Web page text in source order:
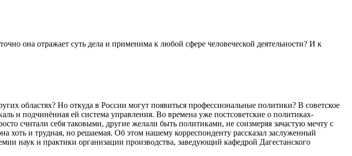
она отражает суть дела и применима к любой сфере человеческой деятельности? И к
областях? Но откуда в России могут появиться профессиональные политики? В советское
и подчинённая ей система управления. Во времена уже постсоветские о политиках-
считали себя таковыми, другие желали быть политиками, не соизмеряя зачастую мечту с
и трудная, но решаемая. Об этом нашему корреспонденту рассказал заслуженный
наук и практики организации производства, заведующий кафедрой Дагестанского